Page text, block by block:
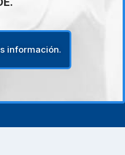
información.